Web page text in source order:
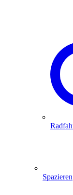
Spazieren